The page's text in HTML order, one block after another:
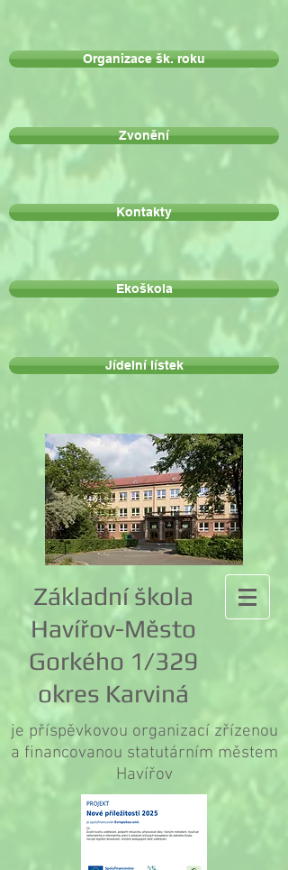
Organizace šk. roku
Zvonění
Kontakty
Ekoškola
Jídelní lístek
Základní škola
Havířov-Město
Gorkého 1/329
okres Karviná
je příspěvkovou organizací zřízenou
a financovanou statutárním městem
Havířov